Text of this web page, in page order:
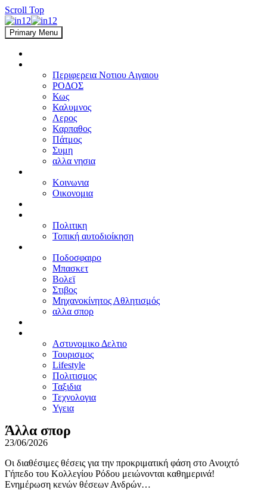
Scroll Top
Primary Menu
Περιφερεια Νοτιου Αιγαιου
ΡΟΔΟΣ
Κως
Καλυμνος
Λερος
Καρπαθος
Πάτμος
Συμη
αλλα νησια
Κοινωνια
Οικονομια
Πολιτικη
Τοπική αυτοδιοίκηση
Ποδοσφαιρο
Μπασκετ
Βολεϊ
Στιβος
Μηχανοκίνητος Αθλητισμός
αλλα σπορ
Αστυνομικο Δελτιο
Τουρισμος
Lifestyle
Πολιτισμος
Ταξιδια
Τεχνολογια
Υγεια
Άλλα σπορ
23/06/2026
Οι διαθέσιμες θέσεις για την προκριματική φάση στο Ανοιχτό
Γήπεδο του Κολλεγίου Ρόδου μειώνονται καθημερινά!
Ενημέρωση κενών θέσεων Ανδρών…